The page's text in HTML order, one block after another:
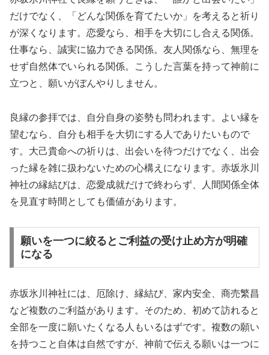
だけでなく、「どんな関係を育てたいか」を考えると祈り
が深くなります。恋愛なら、相手を大切にし合える関係。
仕事なら、誠実に協力できる関係。友人関係なら、無理を
せず自然体でいられる関係。こうした言葉を持って神前に
立つと、願いがぼんやりしません。
良縁の参拝では、自分自身の姿勢も問われます。よい縁を
望むなら、自分も相手を大切にする人でありたいもので
す。大己貴命への祈りは、出会いを待つだけでなく、出会
った縁を雑に扱わないための心構えになります。赤坂氷川
神社の縁結びは、恋愛成就だけで終わらず、人間関係全体
を見直す時間としても価値があります。
願いを一つに絞るとご利益の受け止め方が明確
になる
赤坂氷川神社には、厄除け、縁結び、家内安全、商売繁昌
など複数のご利益があります。そのため、初めて訪れると
全部を一度に願いたくなる人もいるはずです。複数の願い
を持つこと自体は自然ですが、神前で伝える願いは一つに